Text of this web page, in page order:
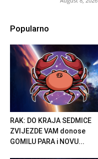
Popularno
RAK: DO KRAJA SEDMICE
ZVIJEZDE VAM donose
GOMILU PARA i NOVU...